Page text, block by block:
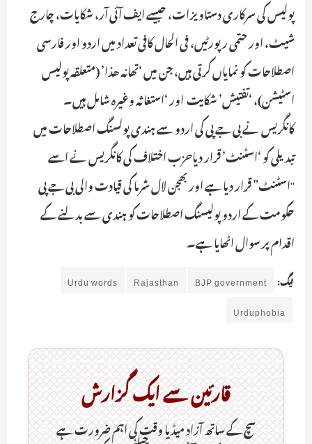
پولیس کی سرکاری دستاویزات، جیسے ایف آئی آر، شکایات، چارج
شیٹ، اور حتمی رپورٹیں، فی الحال کافی تعداد میں اردو اور فارسی
اصطلاحات کو نمایاں کرتی ہیں، جن میں ‘تھانہ ھذا’ (متعلقہ پولیس
اسٹیشن)، ‘تفتیش’ شکایت اور ‘استغاثہ وغیرہ شامل ہیں۔
کانگریس نے بی جے پی کی اردو سے ہندی پولسنگ اصطلاحات میں
تبدیلی کو ‘اسٹنٹ’ قرار دیاحزب اختلاف کی کانگریس نے اسے
"اسٹنٹ” قرار دیا ہے اور بھجن لال شرما کی قیادت والی بی جے پی
حکومت کے اردو پولیسنگ اصطلاحات کو ہندی سے بدلنے کے
اقدام پر سوال اٹھایا ہے۔
ٹیگ: BJP government
Rajasthan
Urdu words
Urduphobia
قارئین سے ایک گزارش
سچ کے ساتھ آزاد میڈیا وقت کی اہم ضرورت ہےـ